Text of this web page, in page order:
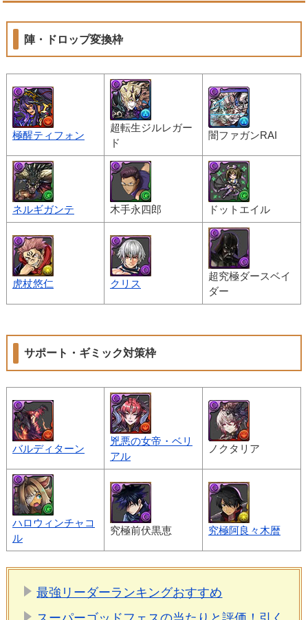
陣・ドロップ変換枠
極醒ティフォン
超転生ジルレガー
ド
闇ファガンRAI
ネルギガンテ 木手永四郎 ドットエイル
虎杖悠仁 クリス
超究極ダースベイ
ダー
サポート・ギミック対策枠
バルディターン
兇悪の女帝・ベリ
アル
ノクタリア
ハロウィンチャコ
ル
究極前伏黒恵 究極阿良々木暦
最強リーダーランキングおすすめ